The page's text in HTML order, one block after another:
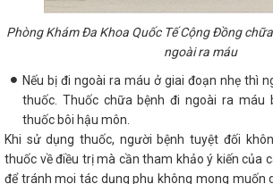
Phòng Khám Đa Khoa Quốc Tế Cộng Đồng
ngoài ra máu
Nếu bị đi ngoài ra máu ở giai đoạn nhẹ thì
thuốc. Thuốc chữa bệnh đi ngoài ra máu
thuốc bôi hậu môn.
Khi sử dụng thuốc, người bệnh tuyệt đối
thuốc về điều trị mà cần tham khảo ý kiến của
để tránh mọi tác dụng phụ không mong muốn